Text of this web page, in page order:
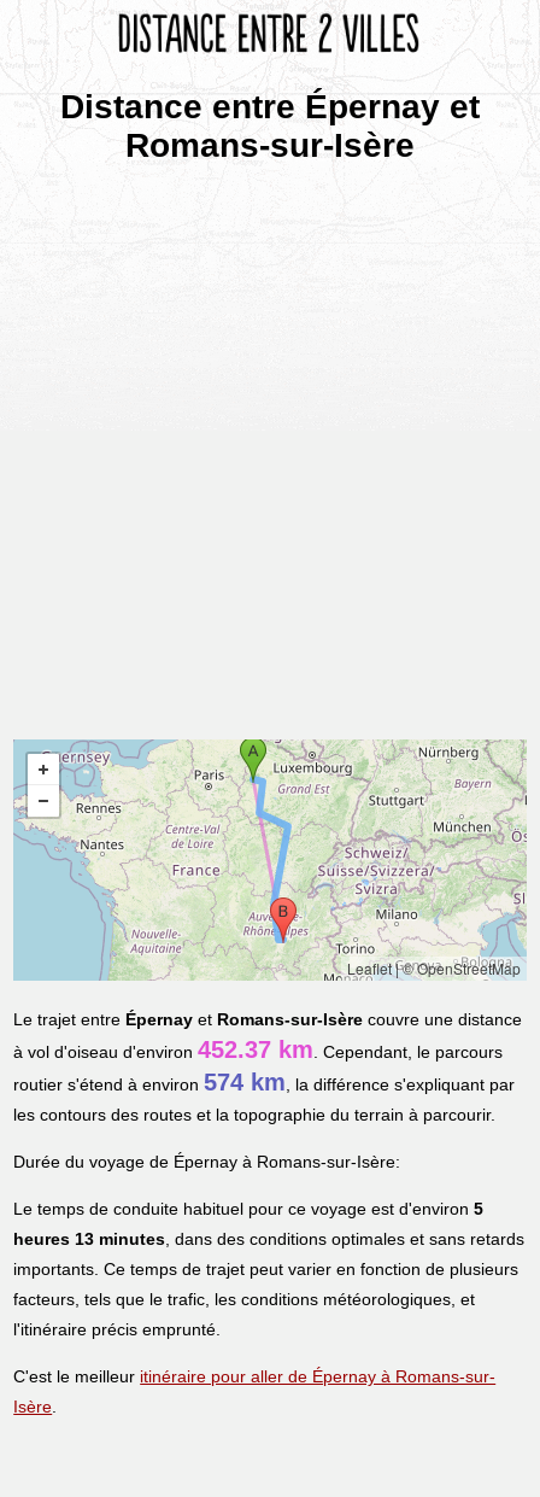
Distance entre Épernay et
Romans-sur-Isère
Leaflet|© OpenStreetMap
Le trajet entre Épernay et Romans-sur-Isère couvre une distance
à vol d'oiseau d'environ452.37 km. Cependant, le parcours
routier s'étend à environ574 km, la différence s'expliquant par
les contours des routes et la topographie du terrain à parcourir.
Durée du voyage de Épernay à Romans-sur-Isère:
Le temps de conduite habituel pour ce voyage est d'environ5
heures 13 minutes, dans des conditions optimales et sans retards
importants. Ce temps de trajet peut varier en fonction de plusieurs
facteurs, tels que le trafic, les conditions météorologiques, et
l'itinéraire précis emprunté.
C'est le meilleur itinéraire pour aller de Épernay à Romans-sur-
Isère.